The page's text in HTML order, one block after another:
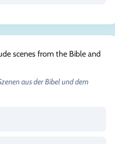
scenes from the Bible and
aus der Bibel und dem